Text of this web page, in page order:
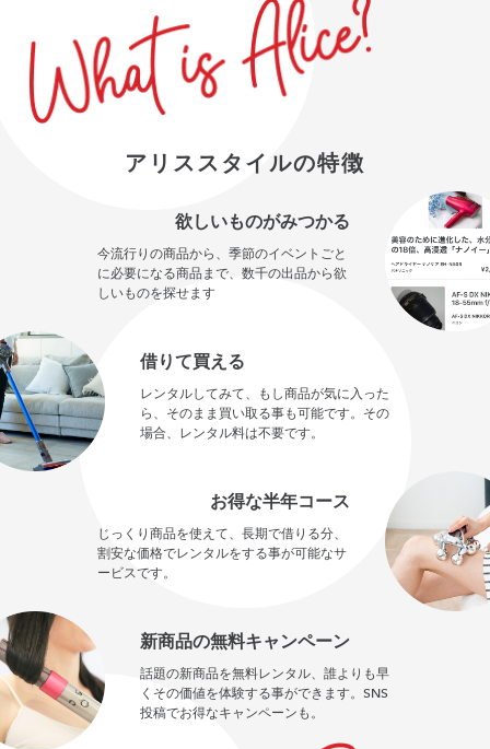
アリススタイルの特徴
欲しいものがみつかる
今流行りの商品から、季節のイベントごと
に必要になる商品まで、数千の出品から欲
しいものを探せます
借りて買える
レンタルしてみて、もし商品が気に入った
ら、そのまま買い取る事も可能です。その
場合、レンタル料は不要です。
お得な半年コース
じっくり商品を使えて、長期で借りる分、
割安な価格でレンタルをする事が可能なサ
ービスです。
新商品の無料キャンペーン
話題の新商品を無料レンタル、誰よりも早
くその価値を体験する事ができます。SNS
投稿でお得なキャンペーンも。